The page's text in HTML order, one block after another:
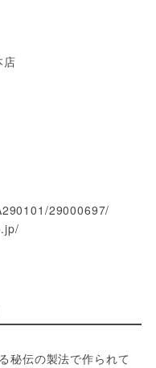
店
29000697/
秘伝の製法で作られて